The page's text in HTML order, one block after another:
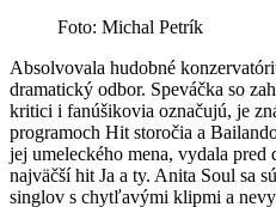
Foto: Michal Petrík
Absolvovala hudobné
dramatický odbor. Speváčka so
kritici i fanúšikovia označujú, je
programoch Hit storočia a
jej umeleckého mena, vydala
najväčší hit Ja a ty. Anita Soul sa
singlov s chytľavými klipmi a